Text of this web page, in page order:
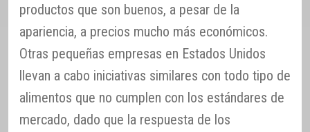
productos que son buenos, a pesar de la
apariencia, a precios mucho más económicos.
Otras pequeñas empresas en Estados Unidos
llevan a cabo iniciativas similares con todo tipo de
alimentos que no cumplen con los estándares de
mercado, dado que la respuesta de los